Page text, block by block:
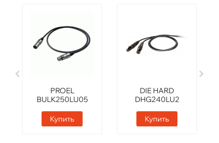
PROEL
BULK250LU05
Купить
DIE HARD
DHG240LU2
Купить